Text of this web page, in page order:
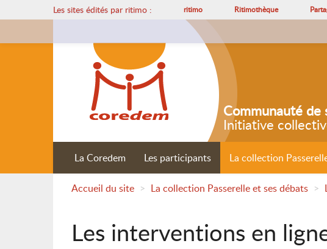
Communauté
Initiative
La Coredem Les participants La collection
Accueil du site > La collection Passerelle et ses débats >
Les interventions en
Les sites édités par ritimo : ritimo Ritimothèque